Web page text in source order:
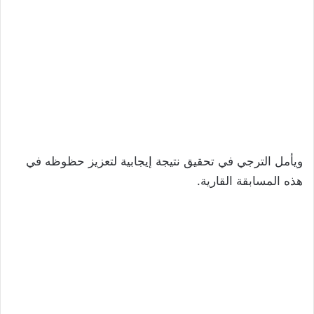
ويأمل الترجي في تحقيق نتيجة إيجابية لتعزيز حظوظه في
هذه المسابقة القارية.